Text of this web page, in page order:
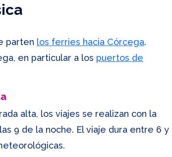
parten los ferries hacia Córcega.
en particular a los puertos de
alta, los viajes se realizan con la
9 de la noche. El viaje dura entre 6 y